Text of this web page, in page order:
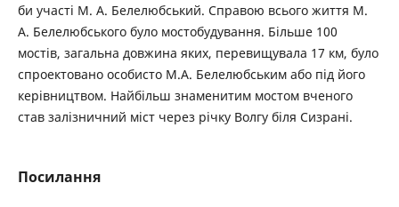
би участі М. А. Белелюбський. Справою всього життя М.
А. Белелюбського було мостобудування. Більше 100
мостів, загальна довжина яких, перевищувала 17 км, було
спроектовано особисто М.А. Белелюбським або під його
керівництвом. Найбільш знаменитим мостом вченого
став залізничний міст через річку Волгу біля Сизрані.
Посилання